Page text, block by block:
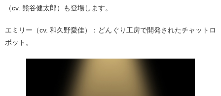
（cv. 熊⾕健太郎）も登場します。
エミリー（cv. 和久野愛佳）：どんぐり⼯房で開発されたチャットロ
ボット。